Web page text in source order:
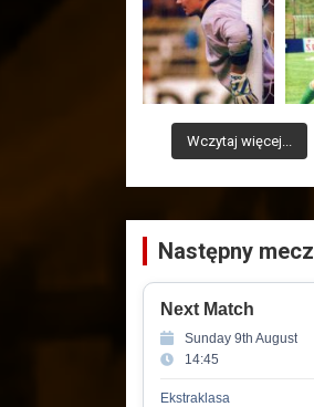
Wczytaj więcej...
Następny mecz
Next Match
Sunday 9th August
14:45
Ekstraklasa